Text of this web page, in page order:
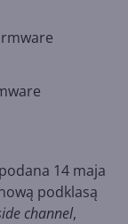
14 maja
podklasą
channel,